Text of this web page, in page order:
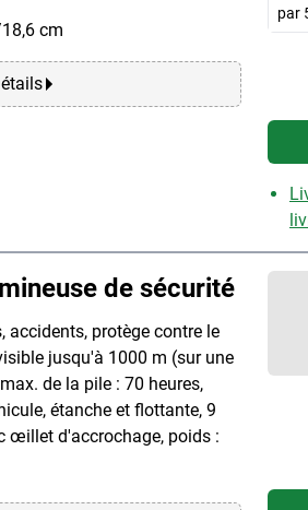
cm
par
de sécurité
accidents, protège contre le
jusqu'à 1000 m (sur une
de la pile : 70 heures,
étanche et flottante, 9
œillet d'accrochage, poids :